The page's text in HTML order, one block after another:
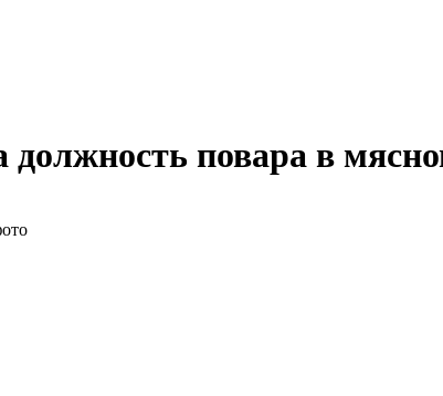
должность повара в